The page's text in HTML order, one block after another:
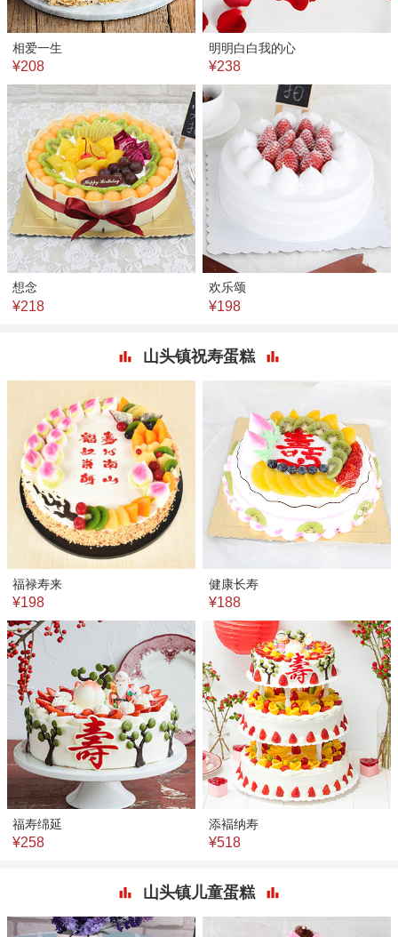
相爱一生
¥208
明明白白我的心
¥238
想念
¥218
欢乐颂
¥198
山头镇祝寿蛋糕
福禄寿来
¥198
健康长寿
¥188
福寿绵延
¥258
添褔纳寿
¥518
山头镇儿童蛋糕